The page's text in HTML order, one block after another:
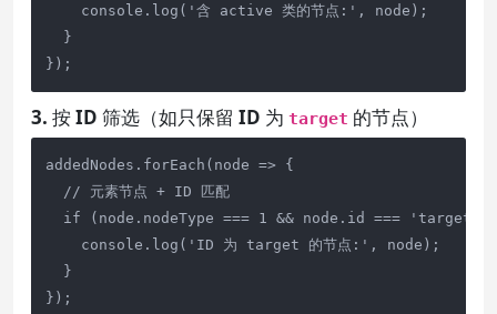
    console.log('含 active 类的节点:', node);
  }
});
3. 按 ID 筛选（如只保留 ID 为 target 的节点）
addedNodes.forEach(node => {
  // 元素节点 + ID 匹配
if (node.nodeType === 1 && node.id === 'target')
    console.log('ID 为 target 的节点:', node);
  }
});